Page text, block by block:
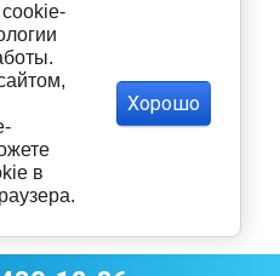
новость –
позиций курьерских
заказать любимую
cookie-
в
Хорошо